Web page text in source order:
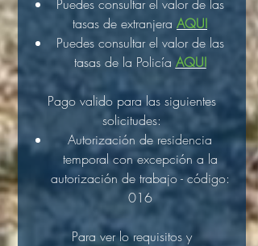
Puedes consultar el valor de las
tasas de extranjera AQUI
Puedes consultar el valor de las
tasas de la Policía AQUI
Pago valido para las siguientes
solicitudes:
Autorización de residencia
temporal con excepción a la
autorización de trabajo - código:
016
Para ver lo requisitos y